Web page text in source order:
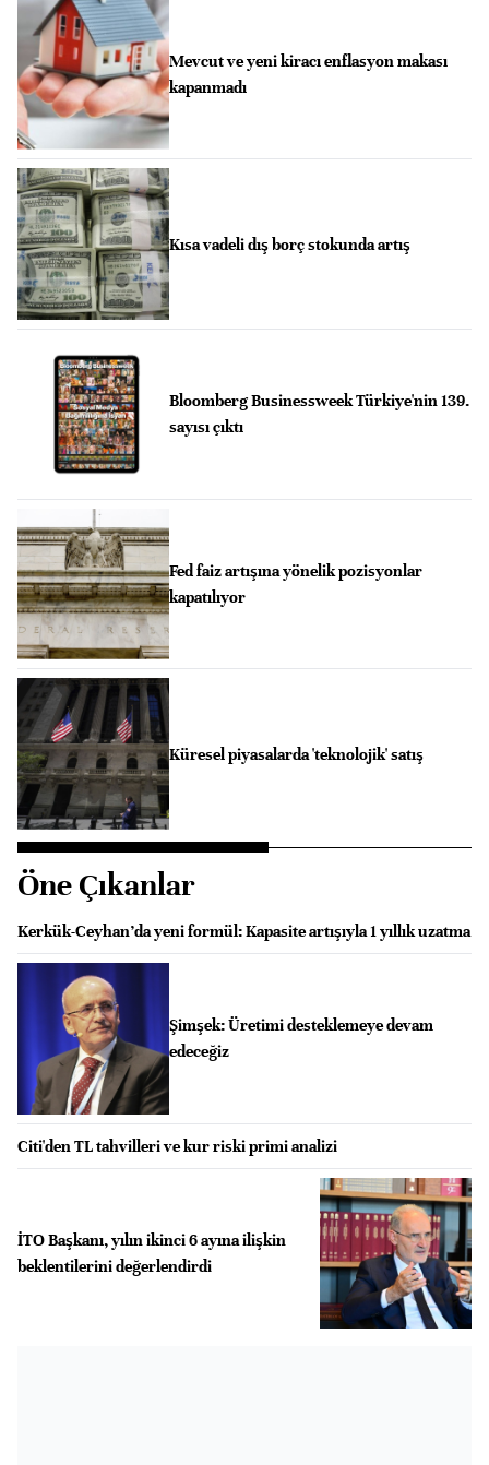
Mevcut ve yeni kiracı enflasyon makası
kapanmadı
Kısa vadeli dış borç stokunda artış
Bloomberg Businessweek Türkiye'nin 139.
sayısı çıktı
Fed faiz artışına yönelik pozisyonlar
kapatılıyor
Küresel piyasalarda 'teknolojik' satış
Öne Çıkanlar
Kerkük-Ceyhan’da yeni formül: Kapasite artışıyla 1 yıllık uzatma
Şimşek: Üretimi desteklemeye devam
edeceğiz
Citi'den TL tahvilleri ve kur riski primi analizi
İTO Başkanı, yılın ikinci 6 ayına ilişkin
beklentilerini değerlendirdi